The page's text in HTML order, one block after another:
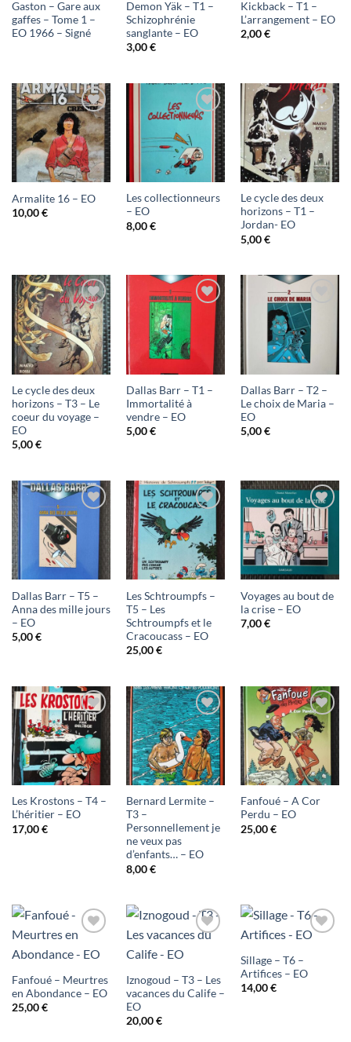
Gaston – Gare aux
gaffes – Tome 1 –
EO 1966 – Signé
Demon Yäk – T1 –
Schizophrénie
sanglante – EO
3,00€
Kickback – T1 –
L’arrangement – EO
2,00€
Ajouter
à ma
liste
Armalite 16 – EO
10,00€
à ma
liste
Les collectionneurs
– EO
8,00€
Ajouter
à ma
liste
Le cycle des deux
horizons – T1 –
Jordan- EO
5,00€
Ajouter
à ma
liste
Le cycle des deux
horizons – T3 – Le
coeur du voyage –
EO
5,00€
Ajouter
à ma
liste
Dallas Barr – T1 –
Immortalité à
vendre – EO
5,00€
Ajouter
à ma
liste
Dallas Barr – T2 –
Le choix de Maria –
EO
5,00€
Ajouter
à ma
liste
Dallas Barr – T5 –
Anna des mille jours
– EO
5,00€
Ajouter
à ma
liste
Les Schtroumpfs –
T5 – Les
Schtroumpfs et le
Cracoucass – EO
25,00€
Ajouter
à ma
liste
Voyages au bout de
la crise – EO
7,00€
Ajouter
à ma
liste
Les Krostons – T4 –
L’héritier – EO
17,00€
Ajouter
à ma
liste
Bernard Lermite –
T3 –
Personnellement je
ne veux pas
d’enfants… – EO
8,00€
Ajouter
à ma
liste
Fanfoué – A Cor
Perdu – EO
25,00€
liste
Fanfoué – Meurtres
en Abondance – EO
25,00€
Ajouter
liste
Iznogoud – T3 – Les
vacances du Calife –
EO
20,00€
à ma
Sillage – T6 –
Artifices – EO
14,00€